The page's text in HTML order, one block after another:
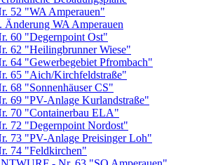
52 "WA Amperauen"
Änderung WA Amperauen
60 "Degernpoint Ost"
62 "Heilingbrunner Wiese"
64 "Gewerbegebiet Pfrombach"
65 "Aich/Kirchfeldstraße"
68 "Sonnenhäuser CS"
69 "PV-Anlage Kurlandstraße"
70 "Containerbau ELA"
72 "Degernpoint Nordost"
73 "PV-Anlage Preisinger Loh"
74 "Feldkirchen"